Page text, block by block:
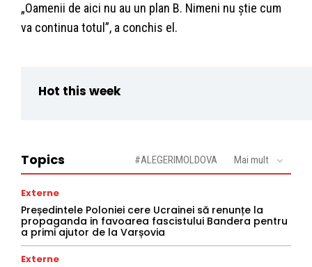
„Oamenii de aici nu au un plan B. Nimeni nu știe cum
va continua totul”, a conchis el.
Hot this week
Topics #ALEGERIMOLDOVA Mai mult
Externe
Președintele Poloniei cere Ucrainei să renunțe la
propaganda in favoarea fascistului Bandera pentru
a primi ajutor de la Varșovia
Externe